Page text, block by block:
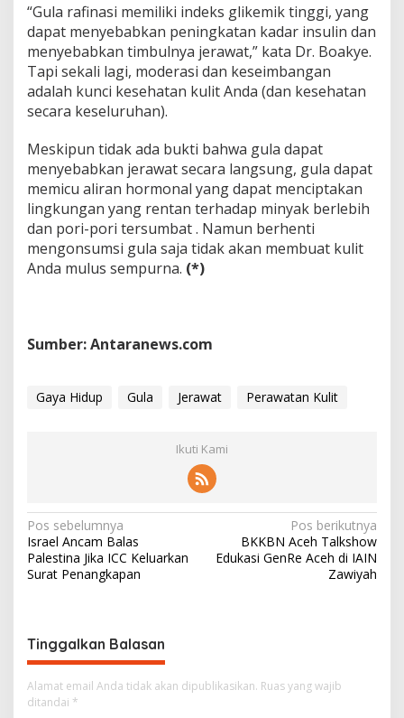
“Gula rafinasi memiliki indeks glikemik tinggi, yang
dapat menyebabkan peningkatan kadar insulin dan
menyebabkan timbulnya jerawat,” kata Dr. Boakye.
Tapi sekali lagi, moderasi dan keseimbangan
adalah kunci kesehatan kulit Anda (dan kesehatan
secara keseluruhan).
Meskipun tidak ada bukti bahwa gula dapat
menyebabkan jerawat secara langsung, gula dapat
memicu aliran hormonal yang dapat menciptakan
lingkungan yang rentan terhadap minyak berlebih
dan pori-pori tersumbat . Namun berhenti
mengonsumsi gula saja tidak akan membuat kulit
Anda mulus sempurna. (*)
Sumber: Antaranews.com
Gaya Hidup Gula Jerawat Perawatan Kulit
Ikuti Kami
N
a
v
g
a
s
i
Pos sebelumnya
Israel Ancam Balas
Palestina Jika ICC Keluarkan
Surat Penangkapan
Pos berikutnya
BKKBN Aceh Talkshow
Edukasi GenRe Aceh di IAIN
Zawiyah
Tinggalkan Balasan
Alamat email Anda tidak akan dipublikasikan. Ruas yang wajib
ditandai *